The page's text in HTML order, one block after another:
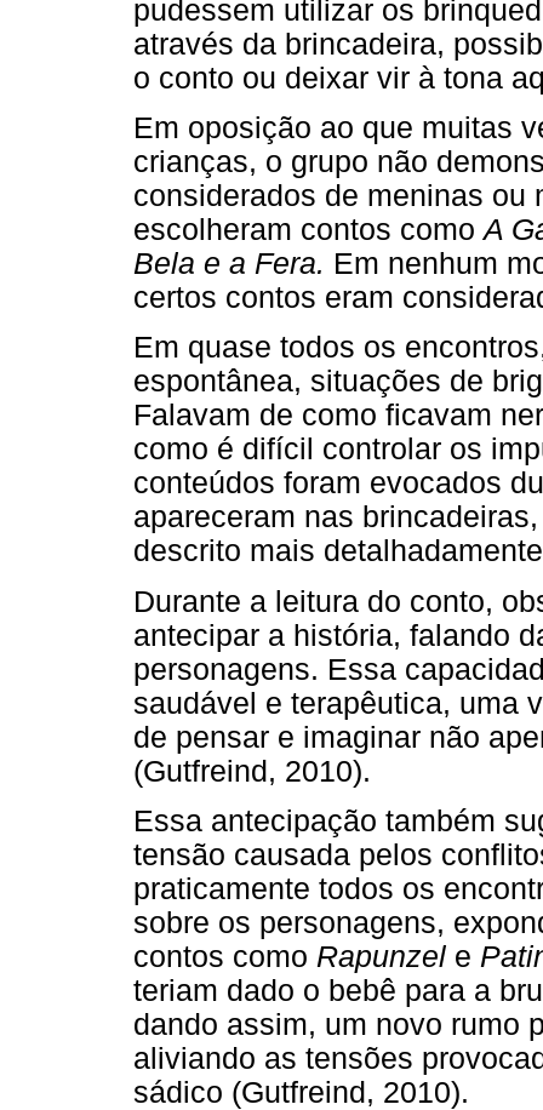
pudessem utilizar os
através da brincadeira,
o conto ou deixar vir à tona
Em oposição ao que muitas
crianças, o grupo não
considerados de meninas ou
escolheram contos comoA
Bela e a Fera. Em nenhum
certos contos eram
Em quase todos os
espontânea, situações de
Falavam de como ficavam
como é difícil controlar os
conteúdos foram evocados
apareceram nas
descrito mais
Durante a leitura do conto,
antecipar a história, falando
personagens. Essa
saudável e terapêutica, uma
de pensar e imaginar não
(Gutfreind, 2010).
Essa antecipação também
tensão causada pelos
praticamente todos os
sobre os personagens,
contos como Rapunzel e
teriam dado o bebê para a
dando assim, um novo rumo
aliviando as tensões
sádico (Gutfreind, 2010).